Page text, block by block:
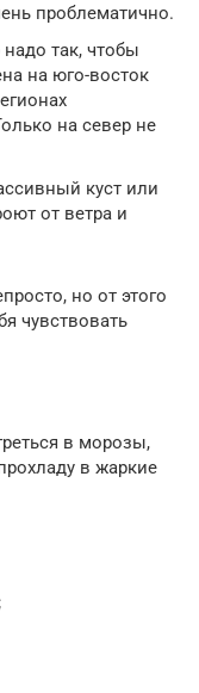
проблематично.
так, чтобы
на юго-восток
на север не
куст или
от ветра и
но от этого
чувствовать
в морозы,
в жаркие